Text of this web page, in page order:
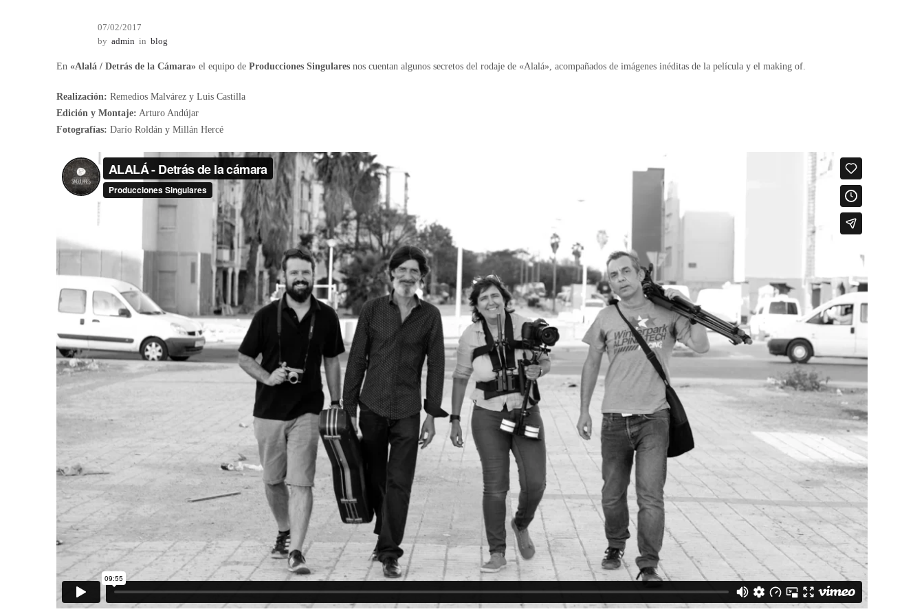
07/02/2017
by admin in blog
En «Alalá / Detrás de la Cámara» el equipo de Producciones Singulares nos cuentan algunos secretos del rodaje de «Alalá», acompañados de imágenes inéditas de la película y el making of.
Realización: Remedios Malvárez y Luis Castilla
Edición y Montaje: Arturo Andújar
Fotografías: Darío Roldán y Millán Hercé